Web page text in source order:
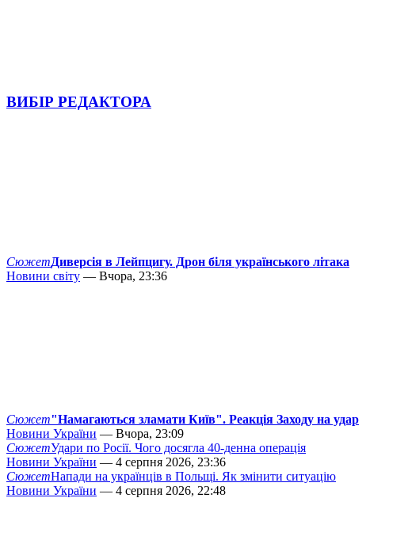
ВИБІР РЕДАКТОРА
СюжетДиверсія в Лейпцигу. Дрон біля українського літака
Новини світу — Вчора, 23:36
Сюжет"Намагаються зламати Київ". Реакція Заходу на удар
Новини України — Вчора, 23:09
СюжетУдари по Росії. Чого досягла 40-денна операція
Новини України — 4 серпня 2026, 23:36
СюжетНапади на українців в Польщі. Як змінити ситуацію
Новини України — 4 серпня 2026, 22:48